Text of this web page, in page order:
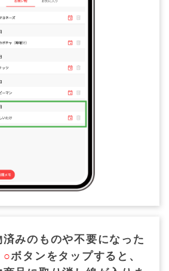
済みのものや不要になった
○ボタンをタップすると、